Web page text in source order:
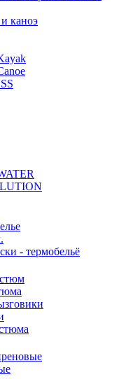
каноэ
- термобельё